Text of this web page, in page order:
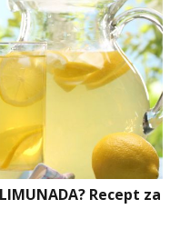
LIMUNADA? Recept za